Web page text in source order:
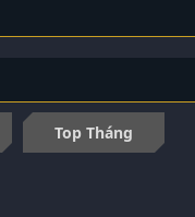
Top Tháng